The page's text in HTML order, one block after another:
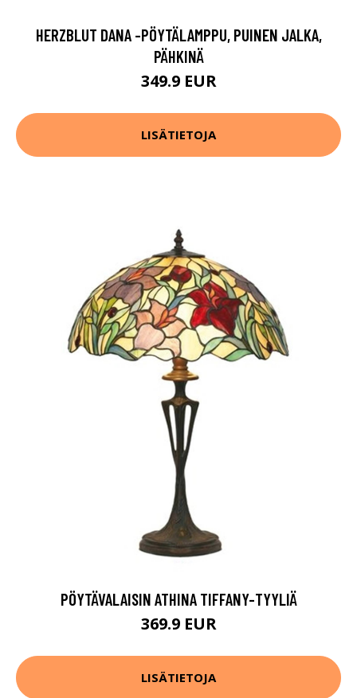
HERZBLUT DANA -PÖYTÄLAMPPU, PUINEN JALKA,
PÄHKINÄ
349.9 EUR
LISÄTIETOJA
PÖYTÄVALAISIN ATHINA TIFFANY-TYYLIÄ
369.9 EUR
LISÄTIETOJA